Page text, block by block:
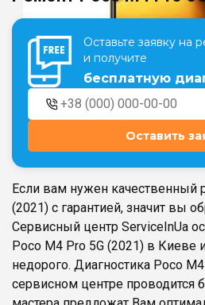
Театральная
г. Киев, ул. Крещатик 44-А
Оболонь
г. Киев, ТЦ LAKE PLAZA, ул. Героев
полка «Азов», 12
Дарница
г. Киев, Комфорт Таун, ул.
Березнева, 16, корпус 3
UK
Оставьте заявку на
и получите
бесплатную
Оставить
Если вам нужен качественный
(2021) с гарантией, значит вы
Сервисный центр ServiceInUa
Poco M4 Pro 5G (2021) в Киеве
недорого. Диагностика Poco
сервисном центре проводится